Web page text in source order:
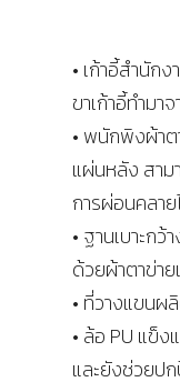
• เก้าอี้สำนัก
ขาเก้าอี้ทำม
• พนักพิงผ้า
แผ่นหลัง สาม
การผ่อนคลา
• ฐานเบาะก
ด้วยผ้าตาข่า
• ที่วางแขน
• ล้อ PU แข็
และยังช่วยป